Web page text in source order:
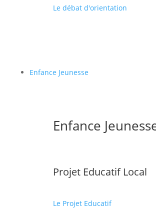
Le débat d'orientation
Enfance Jeunesse
Enfance
Projet Educatif Local
Le Projet Educatif